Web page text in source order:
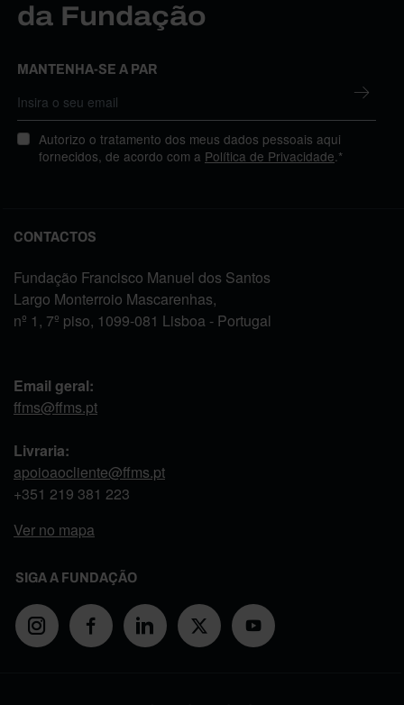
da Fundação
MANTENHA-SE A PAR
Autorizo o tratamento dos meus dados pessoais aqui
fornecidos, de acordo com a Política de Privacidade .*
CONTACTOS
Fundação Francisco Manuel dos Santos
Largo Monterroio Mascarenhas,
nº 1, 7º piso, 1099-081 Lisboa - Portugal
Email geral:
ffms@ffms.pt
Livraria:
apoioaocliente@ffms.pt
+351 219 381 223
Ver no mapa
SIGA A FUNDAÇÃO